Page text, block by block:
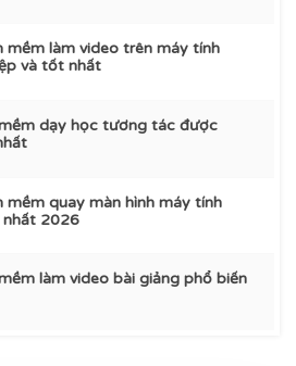
mềm làm video trên máy tính
và tốt nhất
dạy học tương tác được
mềm quay màn hình máy tính
2026
làm video bài giảng phổ biến